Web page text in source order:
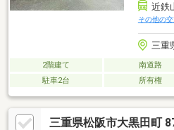
近鉄
その他の交
三重
2階建て 南道路
駐車2台
所有権
三重県松阪市大黒田町